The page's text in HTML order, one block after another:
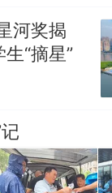
河奖揭
“摘星”